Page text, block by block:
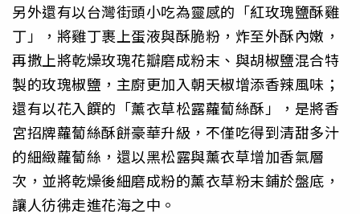
另外還有以台灣街頭小吃為靈感的「紅玫瑰鹽酥雞
丁」，將雞丁裹上蛋液與酥脆粉，炸至外酥內嫩，
再撒上將乾燥玫瑰花瓣磨成粉末、與胡椒鹽混合特
製的玫瑰椒鹽，主廚更加入朝天椒增添香辣風味；
還有以花入饌的「薰衣草松露蘿蔔絲酥」，是將香
宮招牌蘿蔔絲酥餅豪華升級，不僅吃得到清甜多汁
的細緻蘿蔔絲，還以黑松露與薰衣草增加香氣層
次，並將乾燥後細磨成粉的薰衣草粉末鋪於盤底，
讓人彷彿走進花海之中。